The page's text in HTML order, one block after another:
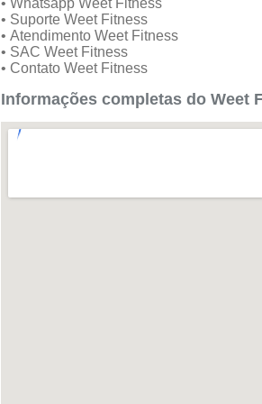
• Whatsapp Weet Fitness
• Suporte Weet Fitness
• Atendimento Weet Fitness
• SAC Weet Fitness
• Contato Weet Fitness
Informações completas do Weet